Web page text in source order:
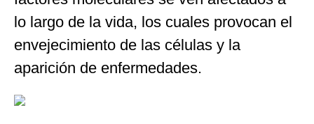
lo largo de la vida, los cuales provocan el
envejecimiento de las células y la
aparición de enfermedades.